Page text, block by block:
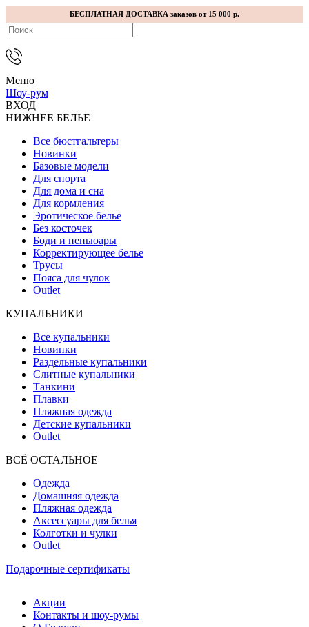
БЕСПЛАТНАЯ ДОСТАВКА заказов от 15 000 р.
Меню
Шоу-рум
ВХОД
НИЖНЕЕ БЕЛЬЕ
Все бюстгальтеры
Новинки
Базовые модели
Для спорта
Для дома и сна
Для кормления
Эротическое белье
Без косточек
Боди и пеньюары
Корректирующее белье
Трусы
Пояса для чулок
Outlet
КУПАЛЬНИКИ
Все купальники
Новинки
Раздельные купальники
Слитные купальники
Танкини
Плавки
Пляжная одежда
Детские купальники
Outlet
ВCЁ ОСТАЛЬНОЕ
Одежда
Домашняя одежда
Пляжная одежда
Аксессуары для белья
Колготки и чулки
Outlet
Подарочные сертификаты
Акции
Контакты и шоу-румы